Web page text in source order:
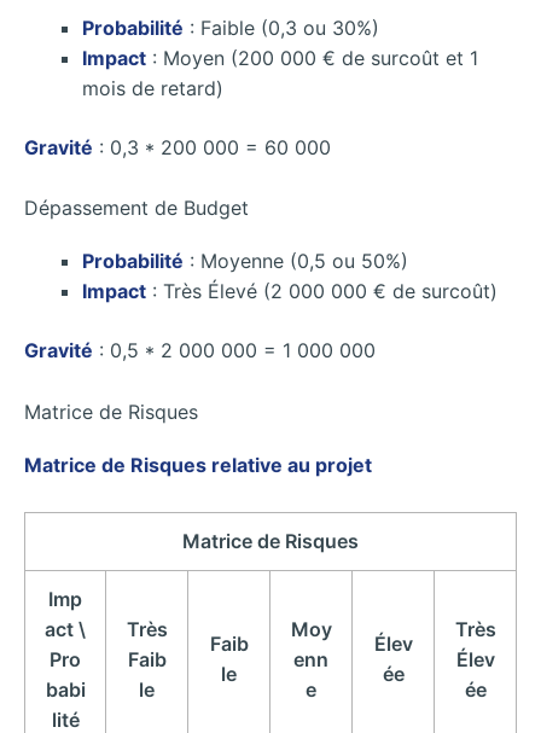
Probabilité : Faible (0,3 ou 30%)
Impact : Moyen (200 000 € de surcoût et 1
mois de retard)
Gravité : 0,3 * 200 000 = 60 000
Dépassement de Budget
Probabilité : Moyenne (0,5 ou 50%)
Impact : Très Élevé (2 000 000 € de surcoût)
Gravité : 0,5 * 2 000 000 = 1 000 000
Matrice de Risques
Matrice de Risques relative au projet
Matrice de Risques
Imp
act \
Pro
babi
lité
Très
Faib
le
Faib
le
Moy
enn
e
Élev
ée
Très
Élev
ée